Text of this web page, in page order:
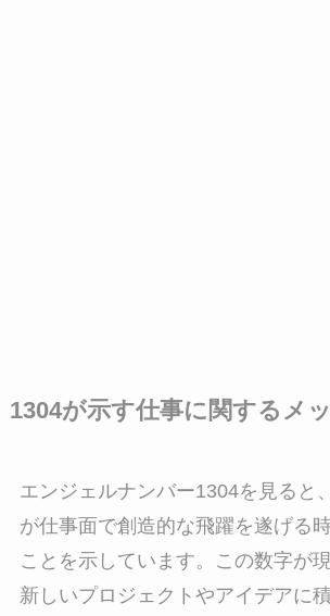
1304が示す仕事に関するメ
エンジェルナンバー1304を見ると
が仕事面で創造的な飛躍を遂げる
ことを示しています。この数字が
新しいプロジェクトやアイデアに